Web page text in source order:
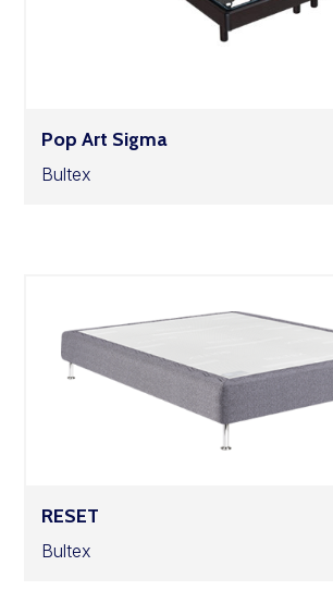
Pop Art Sigma
Bultex
RESET
Bultex